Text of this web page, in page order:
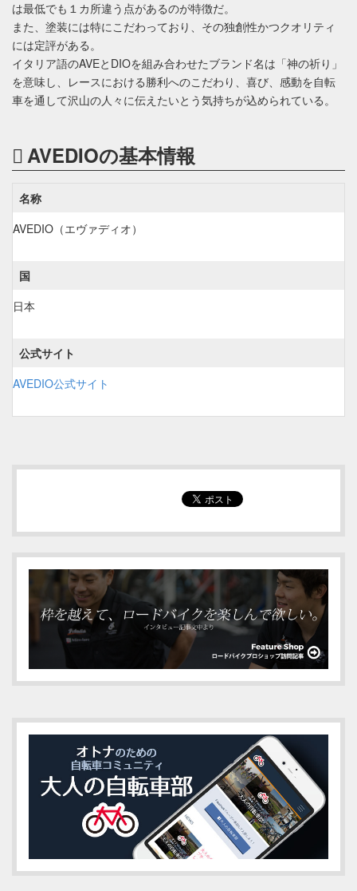
は最低でも１カ所違う点があるのが特徴だ。
また、塗装には特にこだわっており、その独創性かつクオリティ
には定評がある。
イタリア語のAVEとDIOを組み合わせたブランド名は「神の祈り」
を意味し、レースにおける勝利へのこだわり、喜び、感動を自転
車を通して沢山の人々に伝えたいとう気持ちが込められている。
AVEDIOの基本情報
名称
AVEDIO（エヴァディオ）
国
日本
公式サイト
AVEDIO公式サイト